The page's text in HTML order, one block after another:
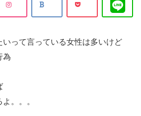
いって言っている女性は多いけど
為
。。。